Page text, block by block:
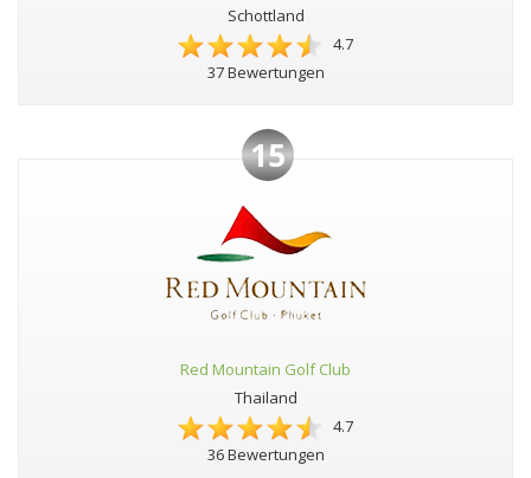
Schottland
4.7
37 Bewertungen
15
Red Mountain Golf Club
Thailand
4.7
36 Bewertungen